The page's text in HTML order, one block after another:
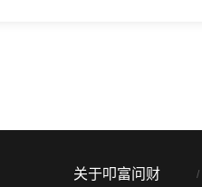
关于叩富问财 /